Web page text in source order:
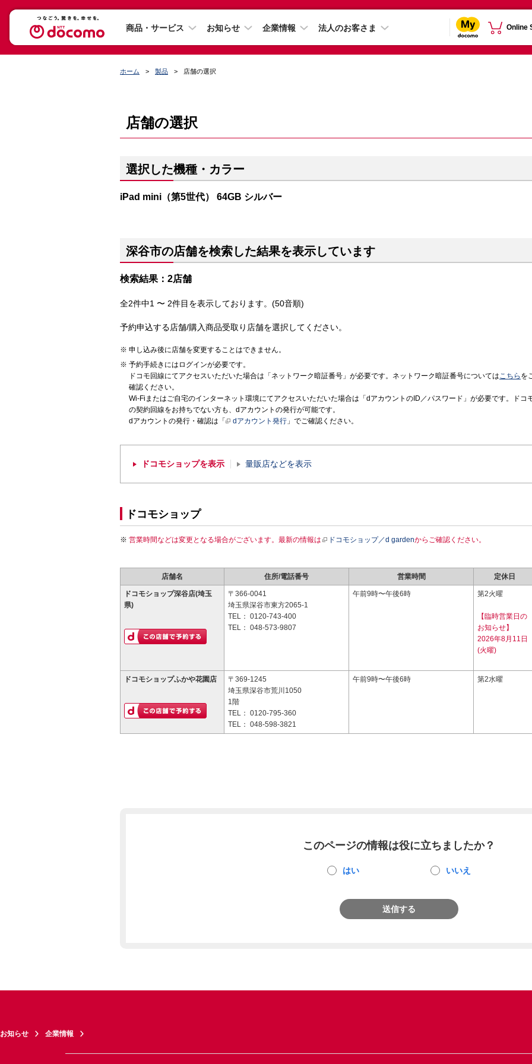
商品・サービス お知らせ 企業情報 法人のお客さま Online
ホーム 製品 店舗の選択
店舗の選択
選択した機種・カラー
iPad mini（第5世代） 64GB シルバー
深谷市の店舗を検索した結果を表示しています
検索結果：2店舗
全2件中1 〜 2件目を表示しております。(50音順)
予約申込する店舗/購入商品受取り店舗を選択してください。
申し込み後に店舗を変更することはできません。
予約手続きにはログインが必要です。
ドコモ回線にてアクセスいただいた場合は「ネットワーク暗証番号」が必要です。ネットワーク暗証番号についてはこちら を
確認ください。
Wi-Fiまたはご自宅のインターネット環境にてアクセスいただいた場合は「dアカウントのID／パスワード」が必要です。ドコ
の契約回線をお持ちでない方も、dアカウントの発行が可能です。
dアカウントの発行・確認は「
dアカウント発行 」でご確認ください。
ドコモショップを表示 量販店などを表示
ドコモショップ
営業時間などは変更となる場合がございます。最新の情報は ドコモショップ／d gardenからご確認ください。
店舗名 住所/電話番号 営業時間 定休日
ドコモショップ深谷店(埼玉
県)
〒366-0041
埼玉県深谷市東方2065-1
TEL： 0120-743-400
TEL： 048-573-9807
午前9時〜午後6時 第2火曜
【臨時営業日の
お知らせ】
2026年8月11日
(火曜)
ドコモショップふかや花園店
〒369-1245
埼玉県深谷市荒川1050
1階
TEL： 0120-795-360
TEL： 048-598-3821
午前9時〜午後6時 第2水曜
このページの情報は役に立ちましたか？
はい いいえ
送信する
お知らせ 企業情報